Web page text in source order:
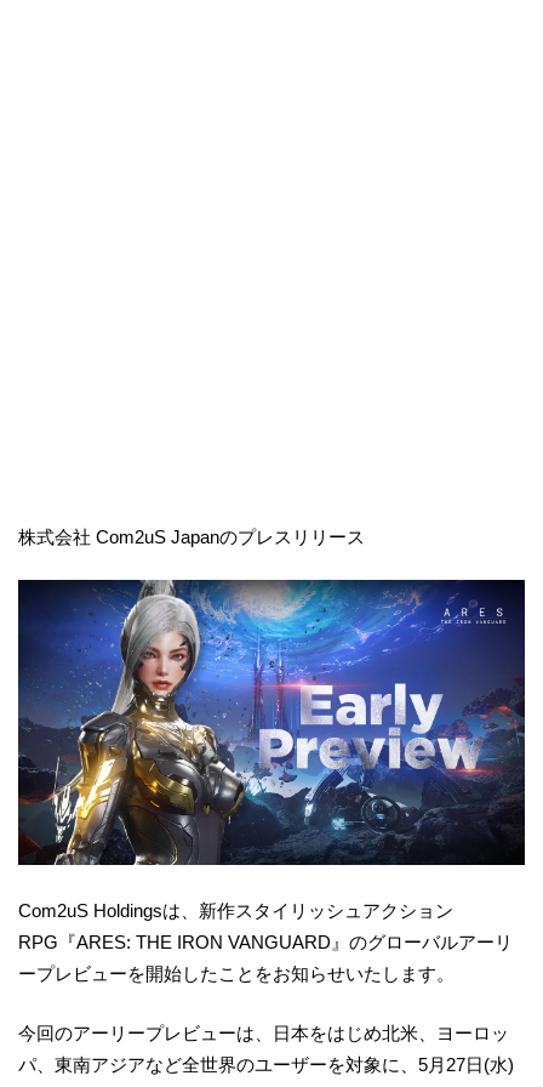
株式会社 Com2uS Japanのプレスリリース
Com2uS Holdingsは、新作スタイリッシュアクション
RPG『ARES: THE IRON VANGUARD』のグローバルアーリ
ープレビューを開始したことをお知らせいたします。
今回のアーリープレビューは、日本をはじめ北米、ヨーロッ
パ、東南アジアなど全世界のユーザーを対象に、5月27日(水)